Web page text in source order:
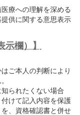
療への理解を深める
供に関する意思表示
示欄）】
ご本人の判断により
られたくない場合
けて記入内容を保護
、資格確認書と併せ